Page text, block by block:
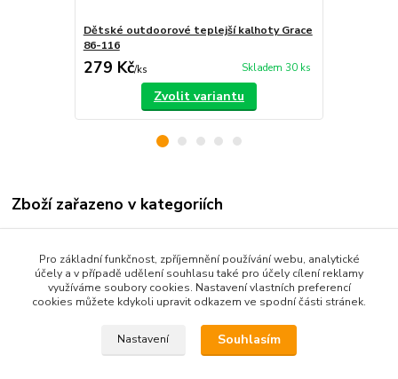
Dětské outdoorové teplejší kalhoty Grace
86-116
279 Kč/ks Skladem 30 ks
Zvolit variantu
Zboží zařazeno v kategoriích
Kojenecké oblečení 68-92
Dětské kalhoty
Pro základní funkčnost, zpříjemnění používání webu, analytické
účely a v případě udělení souhlasu také pro účely cílení reklamy
využíváme soubory cookies. Nastavení vlastních preferencí
cookies můžete kdykoli upravit odkazem ve spodní části stránek.
Nastavení Souhlasím